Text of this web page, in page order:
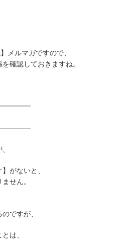
メルマガですので、
確認しておきますね。
がないと、
せん。
ですが、
は、